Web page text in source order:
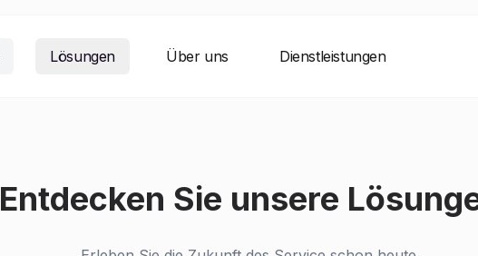
Lösungen Über uns Dienstleistungen
Entdecken Sie unsere